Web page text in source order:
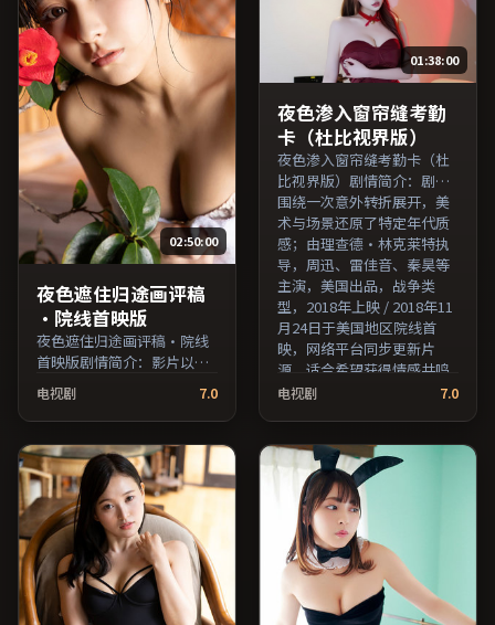
02:50:00
夜色遮住归途画评稿
·院线首映版
夜色遮住归途画评稿·院线
首映版剧情简介：影片以冷
静叙事铺陈人物处境，现实
压力与理想执念相互拉扯；
由杜琪峰执导，木村拓哉、
易烊千玺、孙俪等主演，泰
国出品，悬疑类型，2019年
上映 / 2019年12月20日于泰
国地区院线首映，网络平台
同步更新片源。影片信息含
剧情简介与主创阵容，便于
检索与比对。（国产影视资
源大全免费条目索引，支持
片名与演员交叉检索。）
电视剧 7.0
01:38:00
夜色渗入窗帘缝考勤
卡（杜比视界版）
夜色渗入窗帘缝考勤卡（杜
比视界版）剧情简介：剧情
围绕一次意外转折展开，美
术与场景还原了特定年代质
感；由理查德·林克莱特执
导，周迅、雷佳音、秦昊等
主演，美国出品，战争类
型，2018年上映 / 2018年11
月24日于美国地区院线首
映，网络平台同步更新片
源。适合希望获得情感共鸣
与现实思考的观众在线高清
演员交叉检索。）
电视剧 7.0